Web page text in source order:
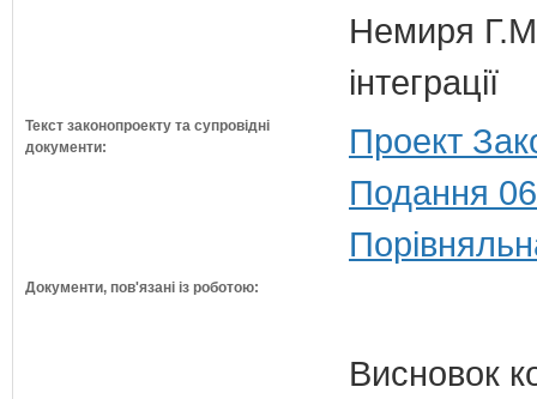
Немиря
інтеграції
Текст законопроекту та супровідні
документи:
Проект
Подання
Документи, пов'язані із роботою:
Висновок